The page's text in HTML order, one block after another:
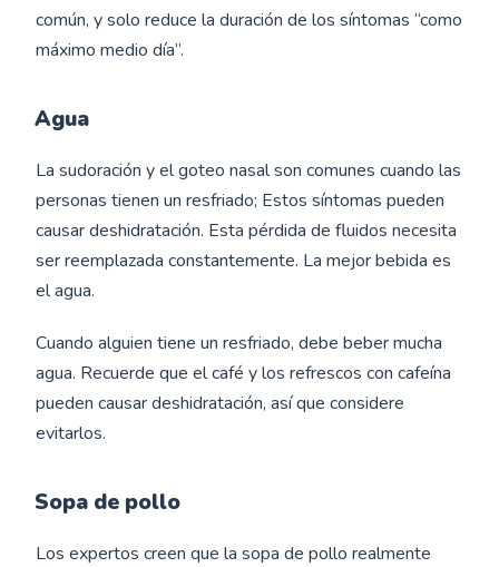
común, y solo reduce la duración de los síntomas “como
máximo medio día”.
Agua
La sudoración y el goteo nasal son comunes cuando las
personas tienen un resfriado; Estos síntomas pueden
causar deshidratación. Esta pérdida de fluidos necesita
ser reemplazada constantemente. La mejor bebida es
el agua.
Cuando alguien tiene un resfriado, debe beber mucha
agua. Recuerde que el café y los refrescos con cafeína
pueden causar deshidratación, así que considere
evitarlos.
Sopa de pollo
Los expertos creen que la sopa de pollo realmente